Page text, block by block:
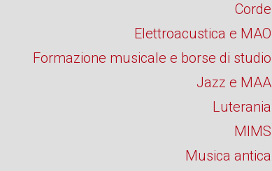
Corde
Elettroacustica e MAO
Formazione musicale e borse di studio
Jazz e MAA
Luterania
MIMS
Musica antica